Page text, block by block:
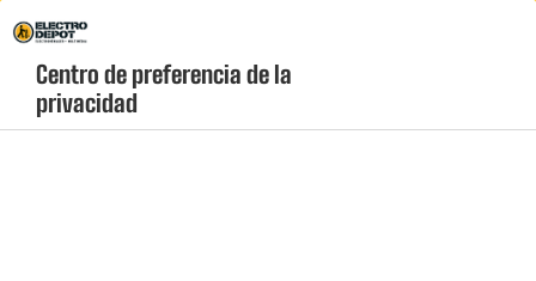
Menú
geolocation-header-icon-text
account
Centro de preferencia de la
privacidad